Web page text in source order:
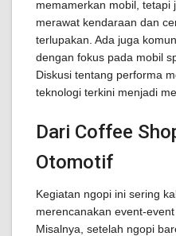
memamerkan mobil, tetapi
merawat kendaraan dan
terlupakan. Ada juga
dengan fokus pada mobil
Diskusi tentang performa
teknologi terkini menjadi
Dari Coffee
Otomotif
Kegiatan ngopi ini sering
merencanakan event-
Misalnya, setelah ngopi